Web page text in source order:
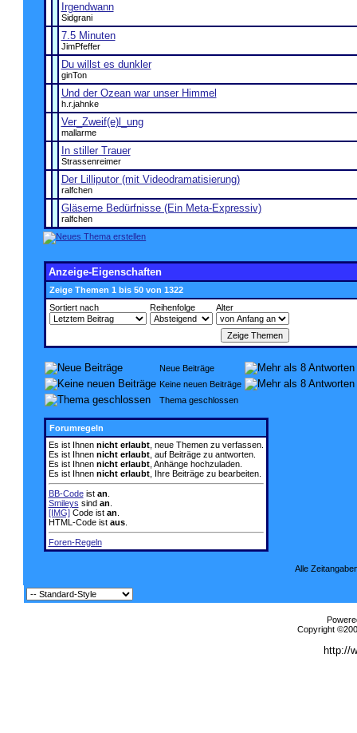
Irgendwann
Sidgrani
7.5 Minuten
JimPfeffer
Du willst es dunkler
ginTon
Und der Ozean war unser Himmel
h.r.jahnke
Ver_Zweif(e)l_ung
mallarme
In stiller Trauer
Strassenreimer
Der Lilliputor (mit Videodramatisierung)
ralfchen
Gläserne Bedürfnisse (Ein Meta-Expressiv)
ralfchen
Anzeige-Eigenschaften
Zeige Themen 1 bis 50 von 1322
Sortiert nach
Reihenfolge Alter
Neue Beiträge
Keine neuen Beiträge
Thema geschlossen
Forumregeln
Es ist Ihnen nicht erlaubt, neue Themen zu verfassen.
Es ist Ihnen nicht erlaubt, auf Beiträge zu antworten.
Es ist Ihnen nicht erlaubt, Anhänge hochzuladen.
Es ist Ihnen nicht erlaubt, Ihre Beiträge zu bearbeiten.
BB-Codeist an
Smileys sind an
[IMG]Code ist an
HTML-Code ist aus.
Foren-Regeln
Alle
Copyright
http://